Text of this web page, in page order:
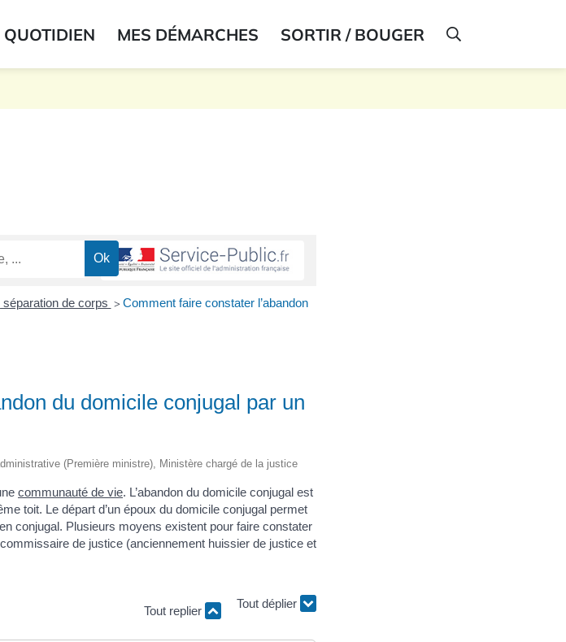
MES DÉMARCHES SORTIR / BOUGER AFFICHER LA
de corps > Comment faire constater l’abandon
du domicile conjugal par un
(Première ministre), Ministère chargé de la justice
communauté de vie. L’abandon du domicile conjugal est
toit. Le départ d’un époux du domicile conjugal permet
conjugal. Plusieurs moyens existent pour faire constater
de justice (anciennement huissier de justice et
Tout replier Tout déplier